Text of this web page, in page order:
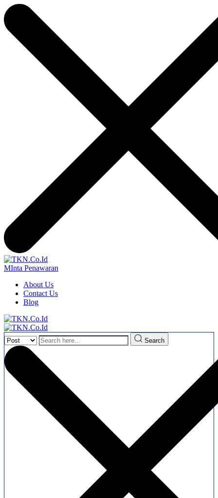
MInta Penawaran
About Us
Contact Us
Blog
Search